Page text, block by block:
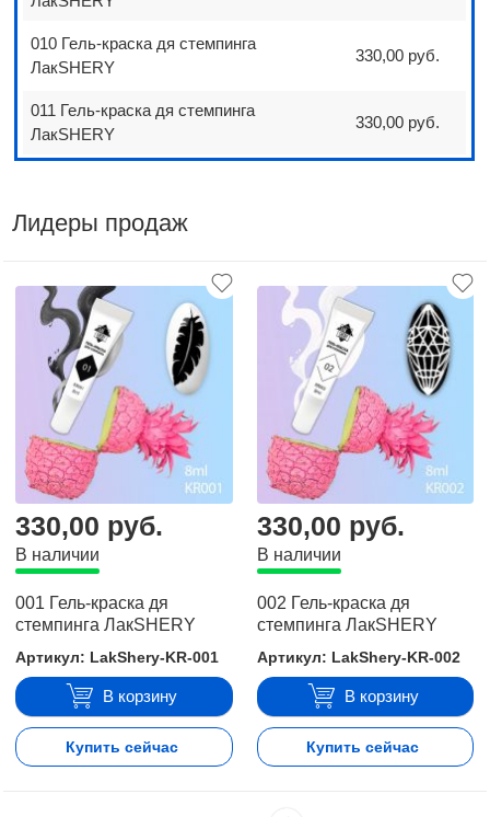
010 Гель-краска дя стемпинга
ЛакSHERY
330,00 руб.
011 Гель-краска дя стемпинга
ЛакSHERY
330,00 руб.
Лидеры продаж
330,00 руб.
В наличии
001 Гель-краска дя
стемпинга ЛакSHERY
Артикул: LakShery-KR-001
В корзину
Купить сейчас
330,00 руб.
В наличии
002 Гель-краска дя
стемпинга ЛакSHERY
Артикул: LakShery-KR-002
В корзину
Купить сейчас